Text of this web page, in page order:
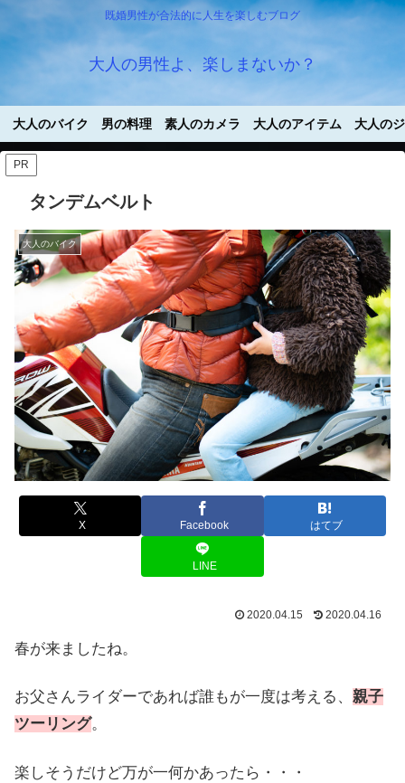
既婚男性が合法的に人生を楽しむブログ
大人の男性よ、楽しまないか？
大人のバイク 男の料理 素人のカメラ 大人のアイテム 大人の
PR
タンデムベルト
大人のバイク
X Facebook はてブ
LINE
2020.04.15 2020.04.16
春が来ましたね。
お父さんライダーであれば誰もが一度は考える、 親子
ツーリング。
楽しそうだけど万が一何かあったら・・・